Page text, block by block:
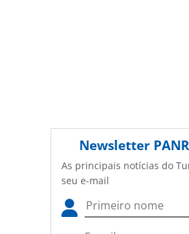
Newsletter
As principais notícias do
seu e-mail